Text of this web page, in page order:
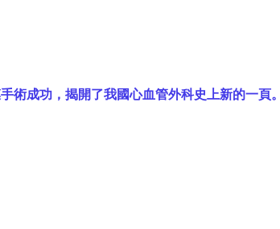
術成功，揭開了我國心血管外科史上新的一頁。